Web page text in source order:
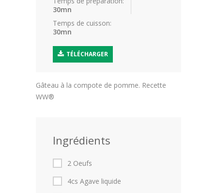
Comment utiliser les différentes
farine
Tout autour de l'oeuf
Contact
30mn
Temps de cuisson:
30mn
TÉLÉCHARGER
Gâteau à la compote de pomme. Recette
WW®
Ingrédients
2 Oeufs
4cs Agave liquide